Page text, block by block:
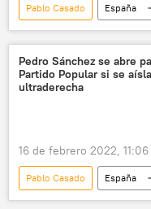
Pablo Casado España
Madrid
Partido
política
Crisis en
Pedro Sánchez se abre
Partido Popular si se
ultraderecha
16 de febrero 2022, 11:06
Pablo Casado España
Partido Socialista Obrero